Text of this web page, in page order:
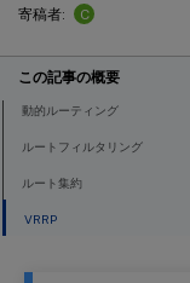
寄稿者:
C
この記事の概要
動的ルーティング
ルートフィルタリング
ルート集約
VRRP